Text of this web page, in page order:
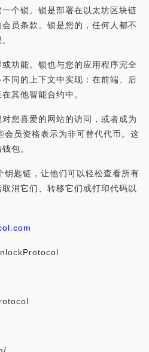
个锁。锁是部署在以太坊区块链
员条款。锁是您的，任何人都不
功能。锁也与您的应用程序完全
同的上下文中实现：在前端、后
其他智能合约中。
您喜爱的网站的访问，或者成为
员资格表示为非可替代代币。这
包。
匙链，让他们可以轻松查看所有
消它们、转移它们或打印代码以